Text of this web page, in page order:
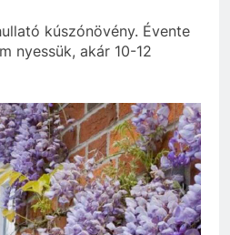
kúszónövény. Évente
nyessük, akár 10-12